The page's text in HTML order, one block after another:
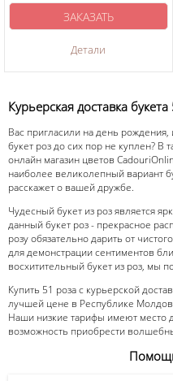
Детали
ЗАКАЗАТЬ
Курьерская доставка
Вас пригласили на день
букет роз до сих пор не куплен? В
онлайн магазин цветов
наиболее великолепный вариант
расскажет о вашей дружбе.
Чудесный букет из роз является
данный букет роз - прекрасное
розу обязательно дарить от
для демонстрации сентиментов
восхитительный букет из роз, мы
Купить 51 роза с курьерской
лучшей цене в Республике
Наши низкие тарифы имеют место
возможность приобрести